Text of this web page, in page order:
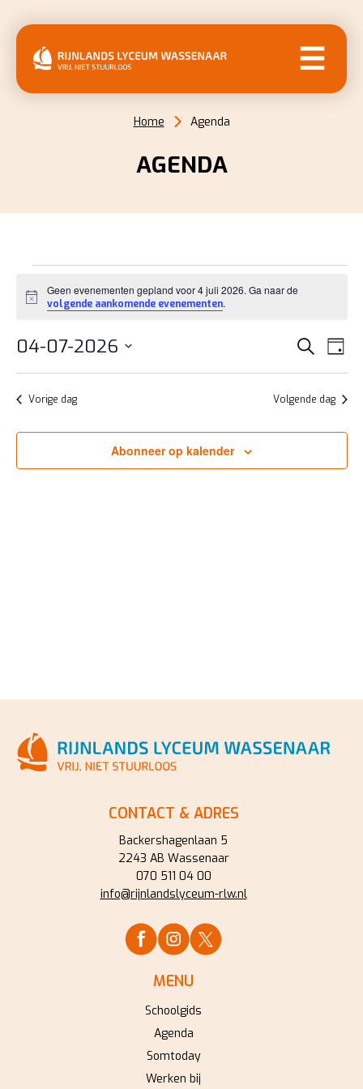
Home Agenda
AGENDA
EVENEMENTEN
IN
4
JULI
2026
Bericht
Geen evenementen gepland voor 4 juli 2026. Ga naar de
volgende aankomende evenementen.
EN
Zoeken
Dag
04-07-2026
Selecteer
eenVorige dag Volgende dag
Abonneer op kalender
CONTACT & ADRES
Backershagenlaan 5
2243 AB Wassenaar
070 511 04 00
info@rijnlandslyceum-rlw.nl
MENU
Schoolgids
Agenda
Somtoday
Werken bij